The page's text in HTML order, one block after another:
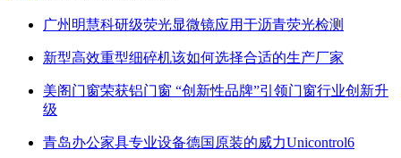
广州明慧科研级荧光显微镜应用于沥青荧光检测
新型高效重型细碎机该如何选择合适的生产厂家
美阁门窗荣获铝门窗 “创新性品牌”引领门窗行业创新升
级
青岛办公家具专业设备德国原装的威力Unicontrol6